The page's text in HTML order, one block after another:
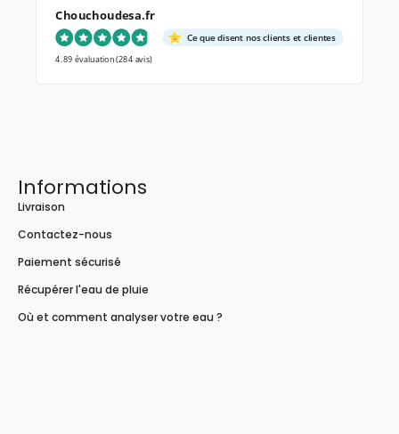
Chouchoudesa.fr
Ce que disent nos clients et clientes
4.89 évaluation(284 avis)
Informations
Livraison
Contactez-nous
Paiement sécurisé
Récupérer l'eau de pluie
Où et comment analyser votre eau ?